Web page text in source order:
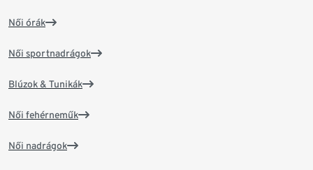
Női órák
Női sportnadrágok
Blúzok & Tunikák
Női fehérneműk
Női nadrágok